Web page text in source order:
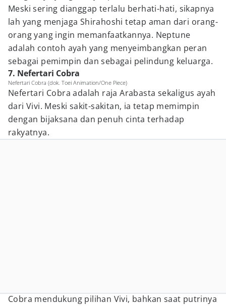
Meski sering dianggap terlalu berhati-hati, sikapnya
lah yang menjaga Shirahoshi tetap aman dari orang-
orang yang ingin memanfaatkannya. Neptune
adalah contoh ayah yang menyeimbangkan peran
sebagai pemimpin dan sebagai pelindung keluarga.
7. Nefertari Cobra
Nefertari Cobra (dok. Toei Animation/One Piece)
Nefertari Cobra adalah raja Arabasta sekaligus ayah
dari Vivi. Meski sakit-sakitan, ia tetap memimpin
dengan bijaksana dan penuh cinta terhadap
rakyatnya.
Cobra mendukung pilihan Vivi, bahkan saat putrinya